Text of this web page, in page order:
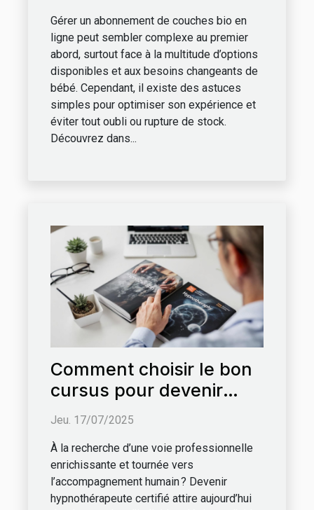
Gérer un abonnement de couches bio en
ligne peut sembler complexe au premier
abord, surtout face à la multitude d’options
disponibles et aux besoins changeants de
bébé. Cependant, il existe des astuces
simples pour optimiser son expérience et
éviter tout oubli ou rupture de stock.
Découvrez dans...
Comment choisir le bon
cursus pour devenir
hypnothérapeute
Jeu. 17/07/2025
À la recherche d’une voie professionnelle
enrichissante et tournée vers
l’accompagnement humain ? Devenir
hypnothérapeute certifié attire aujourd’hui